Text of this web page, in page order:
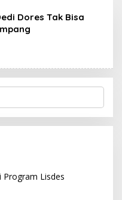
Dores Tak Bisa
Program Lisdes